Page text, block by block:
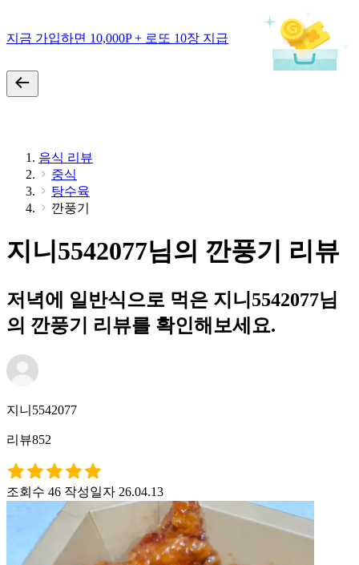
지금 가입하면 10,000P + 로또 10장 지급
음식 리뷰
중식
탕수육
깐풍기
지니5542077님의 깐풍기 리뷰
저녁에 일반식으로 먹은 지니5542077님
의 깐풍기 리뷰를 확인해보세요.
지니5542077
리뷰852
조회수 46 작성일자 26.04.13